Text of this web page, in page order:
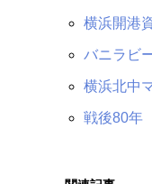
横浜開港
バニラビ
横浜北中
戦後80年